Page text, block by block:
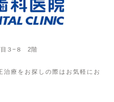
目３−８ 2階
療をお探しの際はお気軽にお